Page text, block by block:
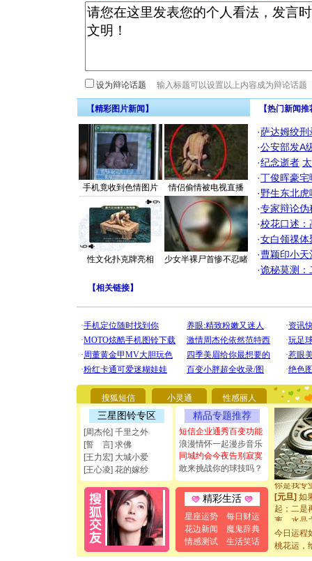
设为辩论话题
【精彩图片新闻】
手机竟收到色情图片 情侣偷情被电视直播
性文化扑克牌亮相 少女半裸尸首惨不忍睹
【热门新闻
·萨达姆绞刑
·公安部发A
·纪念逝者
·丁俊晖豪
·野生东北
·专家辩论伪
·校花口述：
·女白领祼体
·曹颖印小天
·诡秘莫测：
【相关链接】
搜狐短信 小灵通 性感丽人
三星图铃专区
[周杰伦] 千里之外
[誓 言] 求佛
[王力宏] 大城小爱
[王心凌] 花的嫁纱
精品专题推荐
短信企业通秀百变功能
浪漫情怀一起漫步音乐
同城约会今夜告别寂寞
敢来挑战你的球技吗？
精彩生活
星座运势
每日财运
花边新闻
魔鬼辞典
情感测试
生活笑话
[圣诞节]
你太多
要平安！
[圣诞节]
能正大光
都要快乐
[圣诞节]
如意,快
[元旦]看
断电。爱
你是我专
[元旦]如
起；二是
离。水晶
[元旦]当
泣，这痛
卖了。水
今日运程
桃花运，